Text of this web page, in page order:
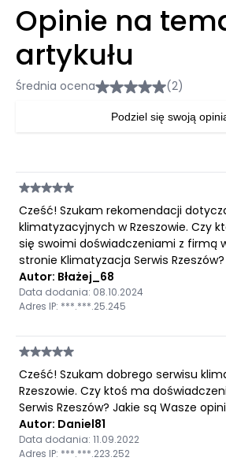
Opinie na
artykułu
Średnia ocena (2)
Podziel się swoją
Cześć! Szukam rekomendacji
klimatyzacyjnych w Rzeszowie. Czy
się swoimi doświadczeniami z firmą
stronie Klimatyzacja Serwis
Autor: Błażej_68
Data dodania: 08.10.2024
Adres IP: ***.***.25.245
Cześć! Szukam dobrego serwisu
Rzeszowie. Czy ktoś ma
Serwis Rzeszów? Jakie są Wasze
Autor: Daniel81
Data dodania: 11.09.2022
Adres IP: ***.***.223.252